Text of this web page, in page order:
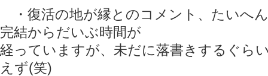
・復活の地が縁とのコメント、たいへ
完結からだいぶ時間が
経っていますが、未だに落書きするぐら
えず(笑)